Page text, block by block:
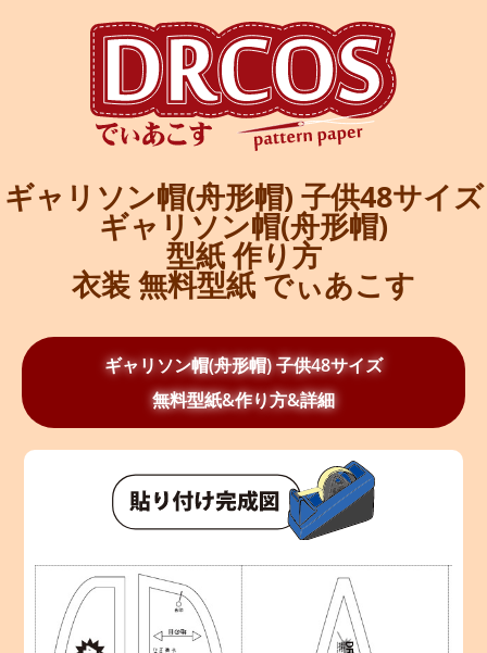
ギャリソン帽(舟形帽) 子供48サイズ
ギャリソン帽(舟形帽)
型紙 作り方
衣装 無料型紙 でぃあこす
ギャリソン帽(舟形帽) 子供48サイズ
無料型紙&作り方&詳細